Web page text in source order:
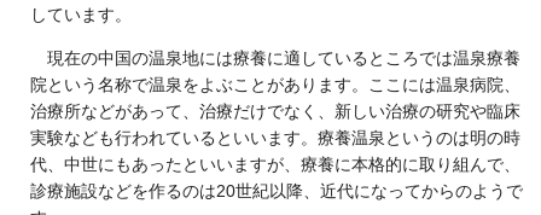
しています。
現在の中国の温泉地には療養に適しているところでは温泉療養
院という名称で温泉をよぶことがあります。ここには温泉病院、
治療所などがあって、治療だけでなく、新しい治療の研究や臨床
実験なども行われているといいます。療養温泉というのは明の時
代、中世にもあったといいますが、療養に本格的に取り組んで、
診療施設などを作るのは20世紀以降、近代になってからのようで